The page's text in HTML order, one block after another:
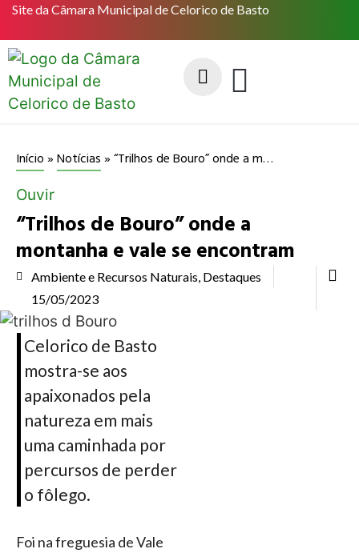
Site da Câmara Municipal de Celorico de Basto
Início»Notícias» “Trilhos de Bouro” onde a montanha e vale se encontram
Ouvir
“Trilhos de Bouro” onde a
montanha e vale se encontram
Ambiente e Recursos Naturais, Destaques
15/05/2023
Celorico de Basto
mostra-se aos
apaixonados pela
natureza em mais
uma caminhada por
percursos de perder
o fôlego.
Foi na freguesia de Vale